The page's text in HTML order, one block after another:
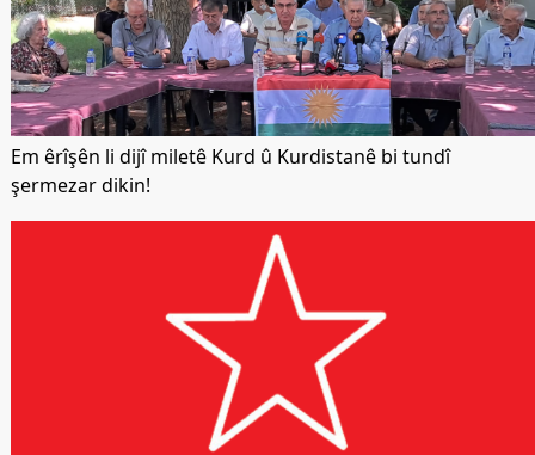
Em êrîşên li dijî miletê Kurd û Kurdistanê bi tundî
şermezar dikin!